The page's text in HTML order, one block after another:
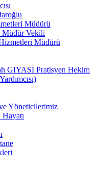
Müdürü
Müdür Vekili
Müdürü
GIYASİ Pratisyen Hekim
Yöneticilerimiz